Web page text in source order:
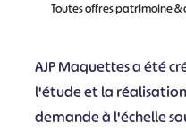
Toutes offres patrimoine &
AJP Maquettes a été
l'étude et la
demande à l'échelle